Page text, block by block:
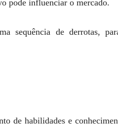
pode influenciar o mercado.
sequência de derrotas,
de habilidades e